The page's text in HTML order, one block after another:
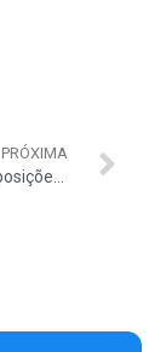
PRÓXIMA
Brasil cai 8 posições em ranking de produtividade